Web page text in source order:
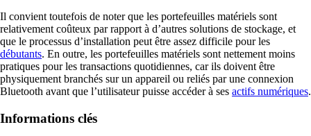
Il convient toutefois de noter que les portefeuilles matériels sont
relativement coûteux par rapport à d’autres solutions de stockage, et
que le processus d’installation peut être assez difficile pour les
débutants. En outre, les portefeuilles matériels sont nettement moins
pratiques pour les transactions quotidiennes, car ils doivent être
physiquement branchés sur un appareil ou reliés par une connexion
Bluetooth avant que l’utilisateur puisse accéder à ses actifs numériques.
Informations clés